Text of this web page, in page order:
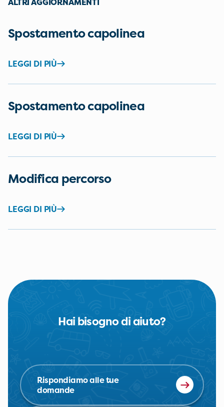
Spostamento capolinea
LEGGI DI PIÙ
Spostamento capolinea
LEGGI DI PIÙ
Modifica percorso
LEGGI DI PIÙ
Hai bisogno di aiuto?
Rispondiamo alle tue
domande